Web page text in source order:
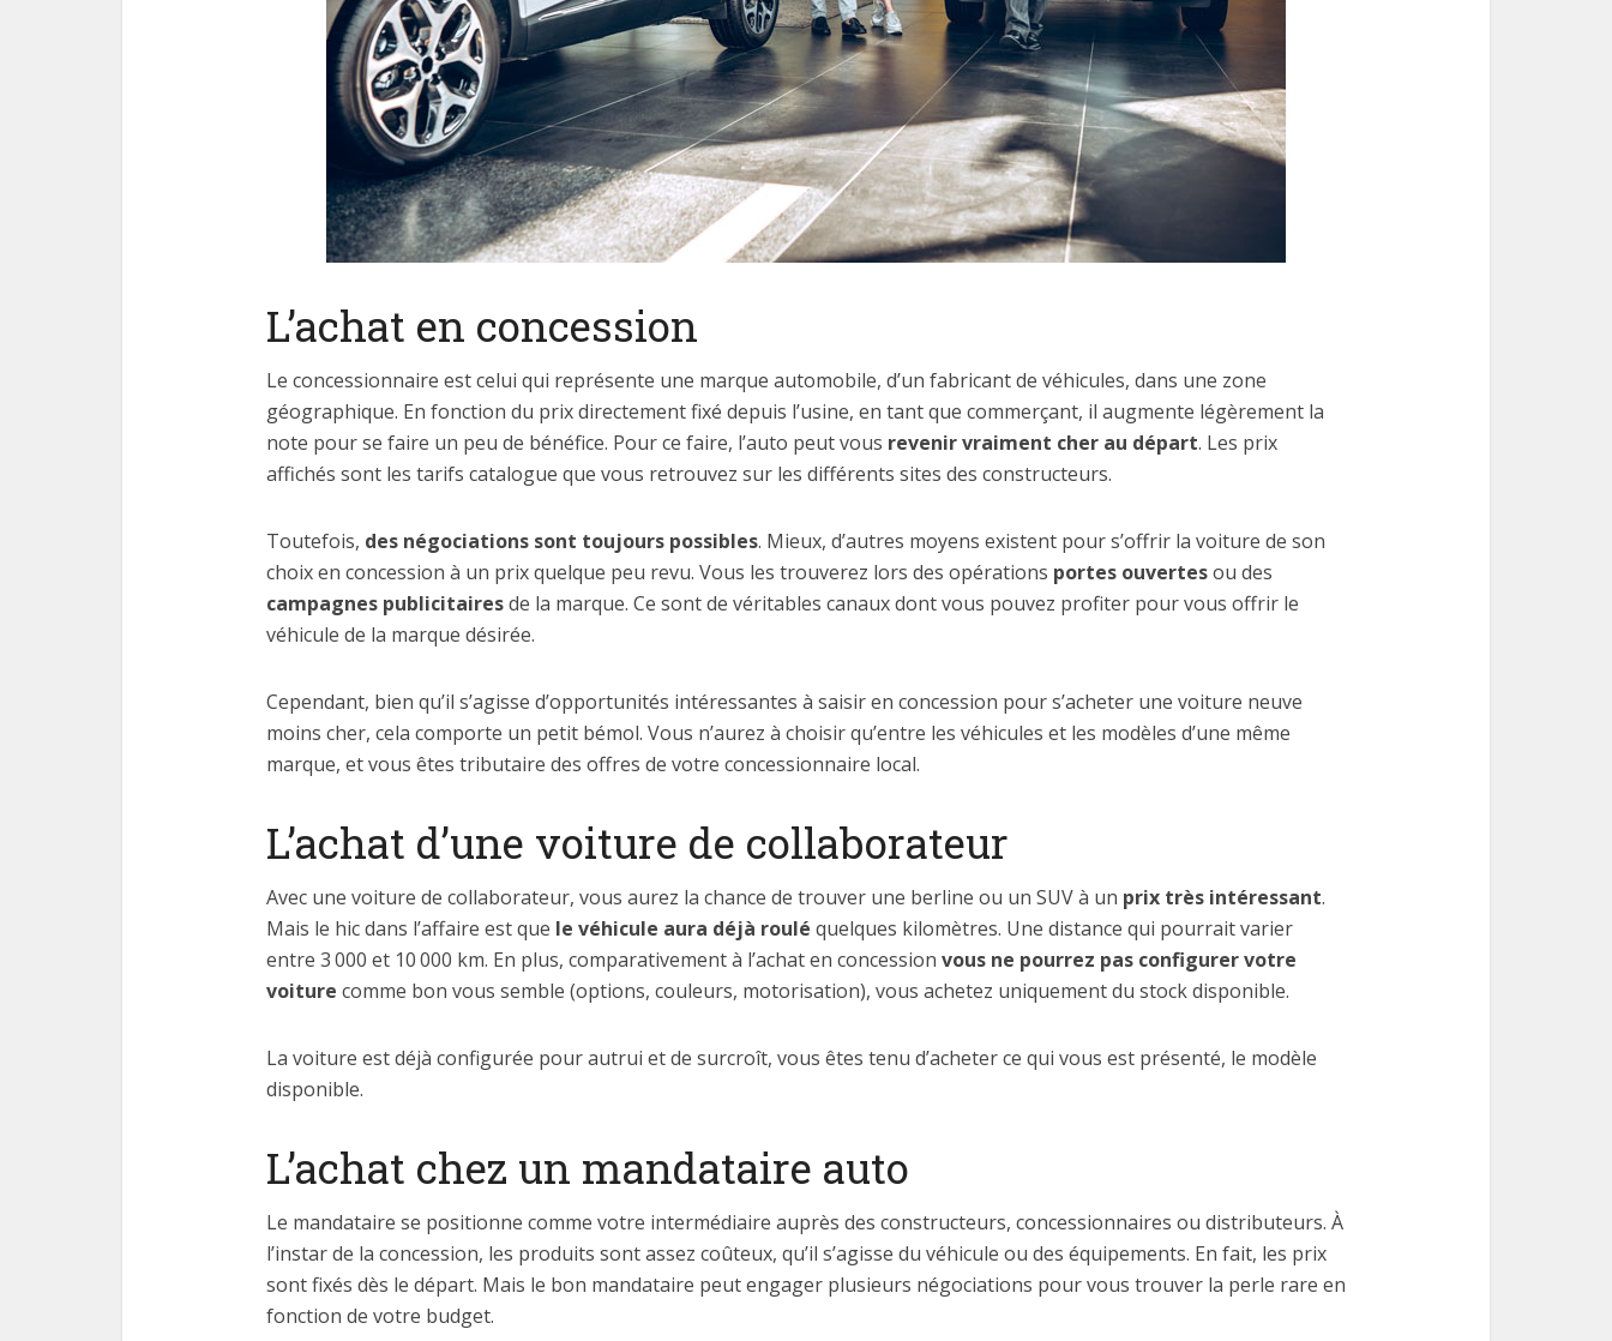
L’achat en concession
Le concessionnaire est celui qui représente une marque automobile, d’un fabricant de véhicules, dans une zone
géographique. En fonction du prix directement fixé depuis l’usine, en tant que commerçant, il augmente légèrement la
note pour se faire un peu de bénéfice. Pour ce faire, l’auto peut vous revenir vraiment cher au départ. Les prix
affichés sont les tarifs catalogue que vous retrouvez sur les différents sites des constructeurs.
Toutefois, des négociations sont toujours possibles. Mieux, d’autres moyens existent pour s’offrir la voiture de son
choix en concession à un prix quelque peu revu. Vous les trouverez lors des opérations portes ouvertesou des
campagnes publicitairesde la marque. Ce sont de véritables canaux dont vous pouvez profiter pour vous offrir le
véhicule de la marque désirée.
Cependant, bien qu’il s’agisse d’opportunités intéressantes à saisir en concession pour s’acheter une voiture neuve
moins cher, cela comporte un petit bémol. Vous n’aurez à choisir qu’entre les véhicules et les modèles d’une même
marque, et vous êtes tributaire des offres de votre concessionnaire local.
L’achat d’une voiture de collaborateur
Avec une voiture de collaborateur, vous aurez la chance de trouver une berline ou un SUV à un prix très intéressant.
Mais le hic dans l’affaire est que le véhicule aura déjà roulé quelques kilomètres. Une distance qui pourrait varier
entre 3 000 et 10 000 km. En plus, comparativement à l’achat en concession vous ne pourrez pas configurer votre
voiture comme bon vous semble (options, couleurs, motorisation), vous achetez uniquement du stock disponible.
La voiture est déjà configurée pour autrui et de surcroît, vous êtes tenu d’acheter ce qui vous est présenté, le modèle
disponible.
L’achat chez un mandataire auto
Le mandataire se positionne comme votre intermédiaire auprès des constructeurs, concessionnaires ou distributeurs. À
l’instar de la concession, les produits sont assez coûteux, qu’il s’agisse du véhicule ou des équipements. En fait, les prix
sont fixés dès le départ. Mais le bon mandataire peut engager plusieurs négociations pour vous trouver la perle rare en
fonction de votre budget.